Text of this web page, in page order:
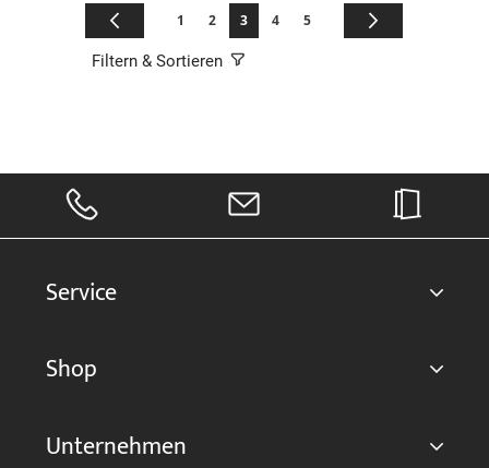
Seite ZurückSeite
1 Seite
2 Sie lesen gerade die Seite
3 Seite
4 Seite
5
Filtern & Sortieren
Service
Shop
Unternehmen